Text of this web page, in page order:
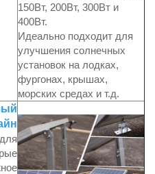
150Вт, 200Вт, 300Вт и
400Вт.
Идеально подходит для
улучшения солнечных
установок на лодках,
фургонах, крышах,
морских средах и т.д.